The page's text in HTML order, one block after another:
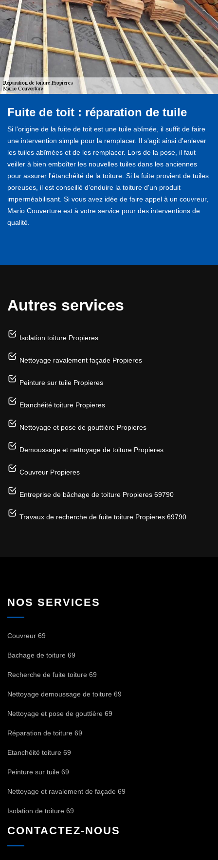
Fuite de toit : réparation de tuile
Si l'origine de la fuite de toit est une tuile abîmée, il suffit de faire
une intervention simple pour la remplacer. Il s'agit ainsi d'enlever
les tuiles abîmées et de les remplacer. Lors de la pose, il faut
veiller à bien emboîter les nouvelles tuiles dans les anciennes
pour assurer l'étanchéité de la toiture. Si la fuite provient de tuiles
poreuses, il est conseillé d'enduire la toiture d'un produit
imperméabilisant. Si vous avez idée de faire appel à un couvreur,
Mario Couverture est à votre service pour des interventions de
qualité.
Autres services
Isolation toiture Propieres
Nettoyage ravalement façade Propieres
Peinture sur tuile Propieres
Etanchéité toiture Propieres
Nettoyage et pose de gouttière Propieres
Demoussage et nettoyage de toiture Propieres
Couvreur Propieres
Entreprise de bâchage de toiture Propieres 69790
Travaux de recherche de fuite toiture Propieres 69790
NOS SERVICES
Couvreur 69
Bachage de toiture 69
Recherche de fuite toiture 69
Nettoyage demoussage de toiture 69
Nettoyage et pose de gouttière 69
Réparation de toiture 69
Etanchéité toiture 69
Peinture sur tuile 69
Nettoyage et ravalement de façade 69
Isolation de toiture 69
CONTACTEZ-NOUS